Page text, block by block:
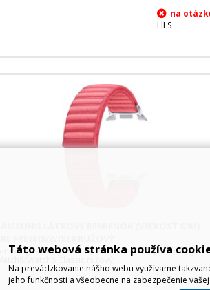
HLS
Samsung Látkový remienok (veľkosť S/M) pre Galaxy
Táto webová stránka používa
Na prevádzkovanie nášho webu využívame
jeho funkčnosti a všeobecne na zabezpečenie